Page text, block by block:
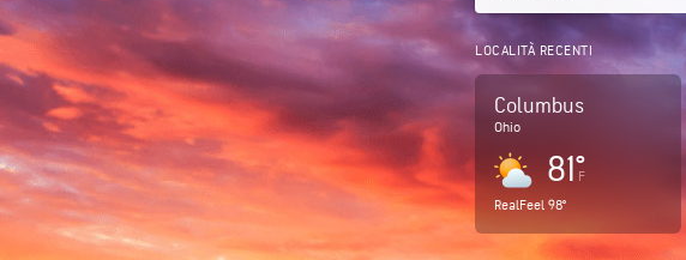
LOCALITÀ RECENTI
Columbus
Ohio
81°
F
RealFeel 98°